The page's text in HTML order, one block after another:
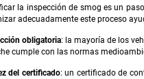
la inspección de smog es un
adecuadamente este proceso
obligatoria: la mayoría de los
cumple con las normas
del certificado: un certificado de